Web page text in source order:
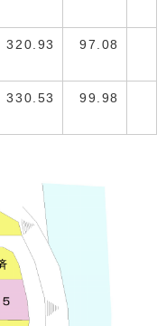
320.93 97.08
330.53 99.98